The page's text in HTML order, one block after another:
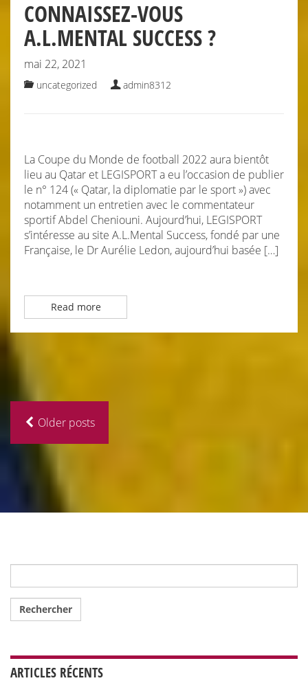
CONNAISSEZ-VOUS
A.L.MENTAL SUCCESS ?
mai 22, 2021
uncategorized admin8312
La Coupe du Monde de football 2022 aura bientôt
lieu au Qatar et LEGISPORT a eu l’occasion de publier
le n° 124 (« Qatar, la diplomatie par le sport ») avec
notamment un entretien avec le commentateur
sportif Abdel Cheniouni. Aujourd’hui, LEGISPORT
s’intéresse au site A.L.Mental Success, fondé par une
Française, le Dr Aurélie Ledon, aujourd’hui basée […]
Read more
Older posts
ARTICLES RÉCENTS